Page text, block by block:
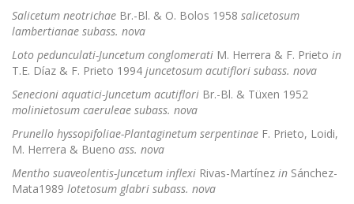
Salicetum neotrichae Br.-Bl. & O. Bolos 1958 salicetosum
lambertianae subass. nova
Loto pedunculati-Juncetum conglomerati M. Herrera & F. Prieto in
T.E. Díaz & F. Prieto 1994 juncetosum acutiflori subass. nova
Senecioni aquatici-Juncetum acutiflori Br.-Bl. & Tüxen 1952
molinietosum caeruleae subass. nova
Prunello hyssopifoliae-Plantaginetum serpentinae F. Prieto, Loidi,
M. Herrera & Bueno ass. nova
Mentho suaveolentis-Juncetum inflexi Rivas-Martínez in Sánchez-
Mata1989 lotetosum glabri subass. nova